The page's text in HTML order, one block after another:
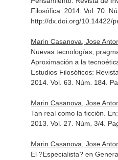
Filosófica . 2014. Vol. 70.
http://dx.doi.org/10.14422/
Marin Casanova, Jose
Nuevas tecnologías,
Aproximación a la
Estudios Filosóficos:
2014. Vol. 63. Núm. 184.
Marin Casanova, Jose
Tan real como la ficción.
2013. Vol. 27. Núm. 3/4.
Marin Casanova, Jose
El ?Especialista? en